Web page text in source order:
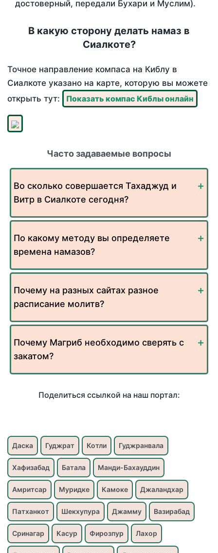
достоверный, передали Бухари и Муслим).
В какую сторону делать намаз в
Сиалкоте?
Точное направление компаса на Киблу в
Сиалкоте указано на карте, которую вы можете
открыть тут:
Показать компас Киблы онлайн
Часто задаваемые вопросы
Во сколько совершается Тахаджуд и
Витр в Сиалкоте сегодня?
По какому методу вы определяете
времена намазов?
Почему на разных сайтах разное
расписание молитв?
Почему Магриб необходимо сверять с
закатом?
Поделиться ссылкой на наш портал:
Даска Гуджрат Котли Гуджранвала
Хафизабад Батала Манди-Бахауддин
Амритсар Муридке Камоке Джаландхар
Патханкот Шекхупура Джамму Вазирабад
Сринагар Касур Фирозпур Лахор